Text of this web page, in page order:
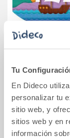
Tu
En Dideco
personalizar tu
sitio web, y
sitios web y en
información
DEL
MUNDOS
41,76€